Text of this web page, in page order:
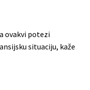
ovakvi potezi
situaciju, kaže